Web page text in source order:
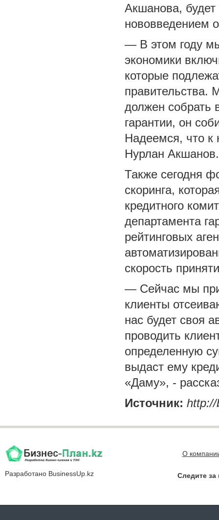
Акшанова,
нововведением
— В этом году
экономики
которые
правительства.
должен собрать
гарантии, он
Надеемся, что к
Нурлан Акшанов.
Также сегодня
скоринга,
кредитного
департамента
рейтинговых
скорость
— Сейчас мы
клиенты
нас будет своя
проводить
определенную
выдаст ему
«Даму», -
Источник: http://
Разработано BusinessUp.kz
О
Следите за